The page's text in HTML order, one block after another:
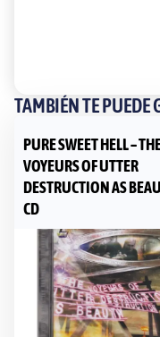
TAMBIÉN TE PUEDE
PURE SWEET HELL –
VOYEURS OF UTTER
DESTRUCTION AS
CD